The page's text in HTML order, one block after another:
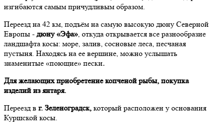
изгибаются самым причудливым образом.
Переезд на 42 км, подъём на самую высокую дюну Северной
Европы - дюну «Эфа», откуда открывается все разнообразие
ландшафта косы: море, залив, сосновые леса, песчаная
пустыня. Находясь на ее вершине, можно услышать
знаменитые «поющие» пески.
Для желающих приобретение копченой рыбы, покупка
изделий из янтаря.
Переезд в г. Зеленоградск, который расположен у основания
Куршской косы.